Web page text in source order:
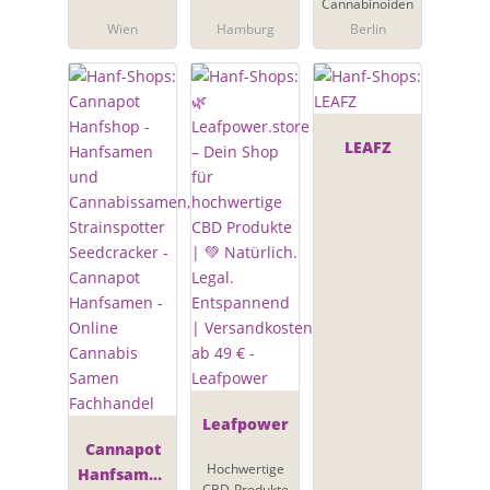
Wien Hamburg
Cannabinoiden
Berlin
Cannapot
Hanfsamen
Leafpower
Hochwertige
LEAFZ